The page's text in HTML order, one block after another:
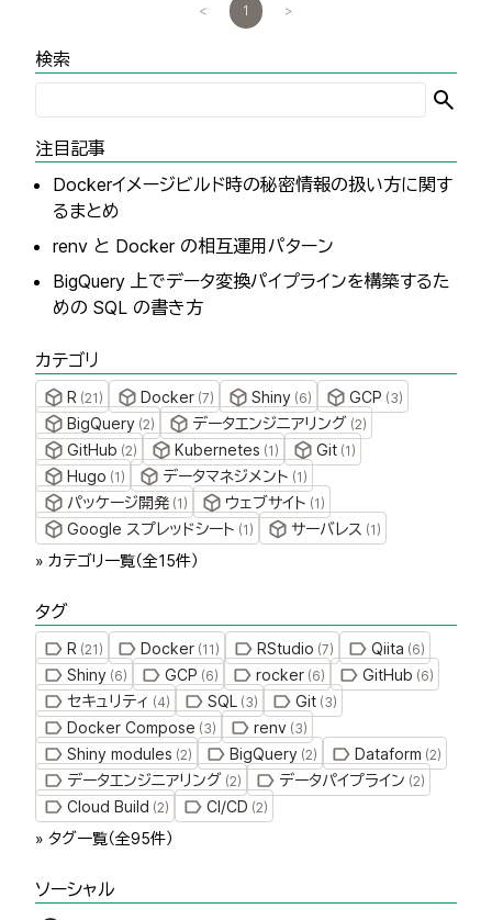
< 1 >
検索
注目記事
Dockerイメージビルド時の秘密情報の扱い方に関す
るまとめ
renv と Docker の相互運用パターン
BigQuery 上でデータ変換パイプラインを構築するた
めの SQL の書き方
カテゴリ
R (21) Docker (7) Shiny (6) GCP (3)
BigQuery (2) データエンジニアリング (2)
GitHub (2) Kubernetes (1) Git (1)
Hugo (1) データマネジメント (1)
パッケージ開発 (1) ウェブサイト (1)
Google スプレッドシート (1) サーバレス (1)
» カテゴリ一覧（全15件）
タグ
R (21) Docker (11) RStudio (7) Qiita (6)
Shiny (6) GCP (6) rocker (6) GitHub (6)
セキュリティ (4) SQL (3) Git (3)
Docker Compose (3) renv (3)
Shiny modules (2) BigQuery (2) Dataform (2)
データエンジニアリング (2) データパイプライン (2)
Cloud Build (2) CI/CD (2)
» タグ一覧（全95件）
ソーシャル